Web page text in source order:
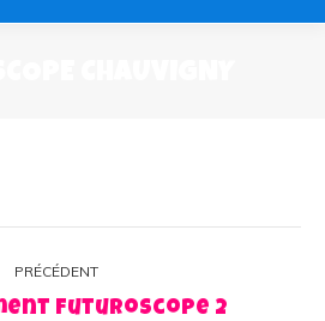
PRÉCÉDENT
Album
Futuroscope 2